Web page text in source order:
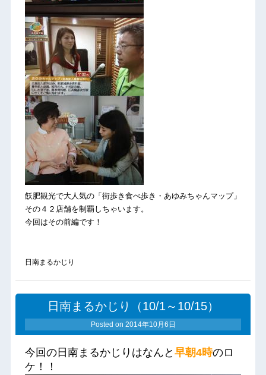
飫肥観光で大人気の「街歩き食べ歩き・あゆみちゃんマップ」
その４２店舗を制覇しちゃいます。
今回はその前編です！
日南まるかじり
日南まるかじり（10/1～10/15）
Posted on 2014年10月6日
今回の日南まるかじりはなんと 早朝4時のロ
ケ！！